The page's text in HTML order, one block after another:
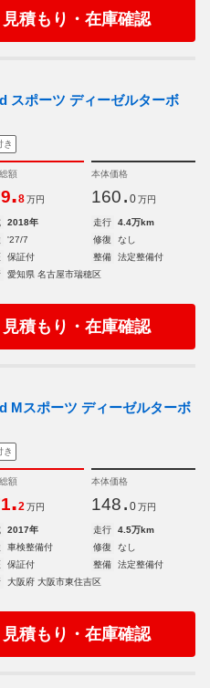
見積もり・在庫確認
スポーツ ディーゼルターボ
き
額
.8 万円
本体価格
160. 0 万円
2018年 走行
4.4万km
'27/7 修復
なし
保証付 整備
法定整備付
愛知県 名古屋市瑞穂区
見積もり・在庫確認
Mスポーツ ディーゼルターボ
き
額
.2 万円
本体価格
148. 0 万円
2017年 走行
4.5万km
車検整備付 修復
なし
保証付 整備
法定整備付
大阪府 大阪市東住吉区
見積もり・在庫確認